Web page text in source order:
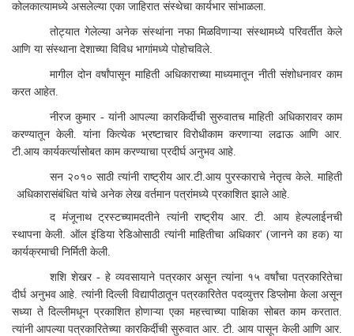
कोलकात्यामध्ये असलेल्या एका जाहिरात संस्थेचा कार्यभार सांभाळला.
तोट्यात गेलेल्या अनेक संस्थांना नफा मिळविणाऱ्या संस्थामध्ये परिवर्तीत केले
आणि या संस्थाना देशाच्या विविध भागांमध्ये पोहोचविले.
मागील दोन वर्षांपासून माहिती अधिकाराच्या माध्यमातून नीती संशोधनावर काम
करत आहेत.
नीरज कुमार -यांनी आपल्या कारकिर्दीची सुरुवातच माहिती अधिकारावर काम
करण्यातून केली. यांना कित्येक भ्रष्टाचार विरोधीकाम करणाऱ्या लढाऊ आणि आर.
टी.आय कार्यकर्त्यासोबत काम करण्याचा प्रदीर्घ अनुभव आहे.
सन २०१० साठी त्यांनी राष्ट्रीय आर.टी.आय पुरस्काराचे नेतृत्व केले. माहिती
अधिकारासंबंधित यांचे अनेक लेख वर्तमान पत्रांमध्ये प्रकाशित झाले आहे.
द मंजूनाथ ट्रस्टच्यामदतीने त्यांनी राष्ट्रीय आर. टी. आय हेल्पलाईनची
स्थापना केली. ऑल इंडिया रेडिओसाठी त्यांनी माहितीचा अधिकार' (जानने का हक) या
कार्यक्रमाची निर्मिती केली.
शशि शेखर - हे व्यवसायाने पत्रकार असून त्यांना १५ वर्षांचा पत्रकारितेचा
दीर्घ अनुभव आहे. त्यांनी दिल्ली विद्यापीठातून पत्रकारितेत पदव्युत्तर डिप्लोमा केला असून
सध्या ते दिल्लीमधून प्रकाशित होणाऱ्या एका महत्त्वाच्या पाक्षिका सोबत काम करतात.
त्यांनी आपल्या पत्रकारितेच्या कारकिर्दीची सुरुवात आर. टी. आय पासून केली आणि आर.